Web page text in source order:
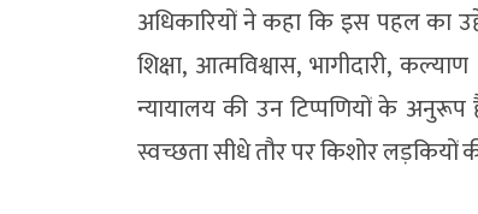
अधिकारियों ने कहा कि इस पहल का
शिक्षा, आत्मविश्वास, भागीदारी,
न्यायालय की उन टिप्पणियों के
स्वच्छता सीधे तौर पर किशोर लड़कियों